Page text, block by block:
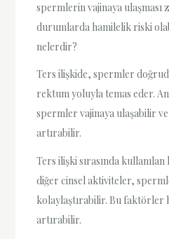
spermlerin vajinaya ulaşması
durumlarda hamilelik riski
nelerdir?
Ters ilişkide, spermler
rektum yoluyla temas eder.
spermler vajinaya ulaşabilir ve
artırabilir.
Ters ilişki sırasında kullanılan
diğer cinsel aktiviteler,
kolaylaştırabilir. Bu faktörler
artırabilir.